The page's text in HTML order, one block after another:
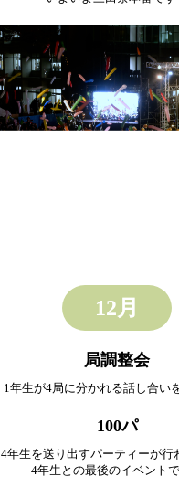
12月
局調整会
1年生が4局に分かれる話し合い
100パ
4年生を送り出すパーティーが行
4年生との最後のイベントで